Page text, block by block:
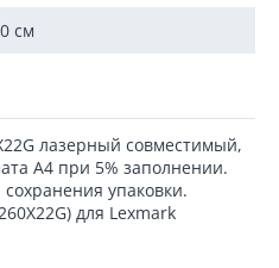
см
лазерный совместимый,
А4 при 5% заполнении.
упаковки.
для Lexmark